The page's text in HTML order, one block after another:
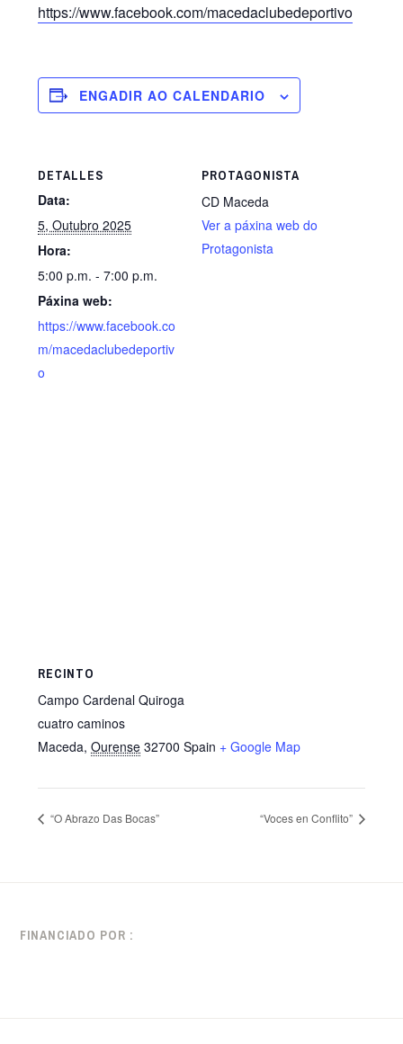
https://www.facebook.com/macedaclubedeportivo
ENGADIR AO CALENDARIO
DETALLES
Data:
5, Outubro 2025
Hora:
5:00 p.m. - 7:00 p.m.
Páxina web:
https://www.facebook.co
m/macedaclubedeportiv
o
PROTAGONISTA
CD Maceda
Ver a páxina web do
Protagonista
RECINTO
Campo Cardenal Quiroga
cuatro caminos
Maceda, Ourense 32700 Spain + Google Map
“O Abrazo Das Bocas” “Voces en Conflito”
FINANCIADO POR :